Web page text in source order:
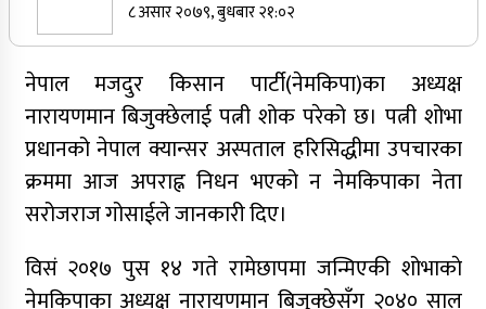
सर्वोच्चले खारेज गर्‍यो दानबहादुर बुढाको रिट,
पदमुक्तिको निर्णय कायम
नेपाली कांग्रेसका वरिष्ठ नेता गोपालमान श्रेष्ठको निधन
सुर्खेतमा जिप दुर्घटना,१५ जना घाइते
जुम्लामा चरेससहित २१ वर्षीय युवक पक्राउ
८ असार २०७९, बुधबार २१:०२
नेपाल मजदुर किसान पार्टी(नेमकिपा)का अध्यक्ष
नारायणमान बिजुक्छेलाई पत्नी शोक परेको छ। पत्नी शोभा
प्रधानको नेपाल क्यान्सर अस्पताल हरिसिद्धीमा उपचारका
क्रममा आज अपराह्न निधन भएको न नेमकिपाका नेता
सरोजराज गोसाईले जानकारी दिए।
विसं २०१७ पुस १४ गते रामेछापमा जन्मिएकी शोभाकाे